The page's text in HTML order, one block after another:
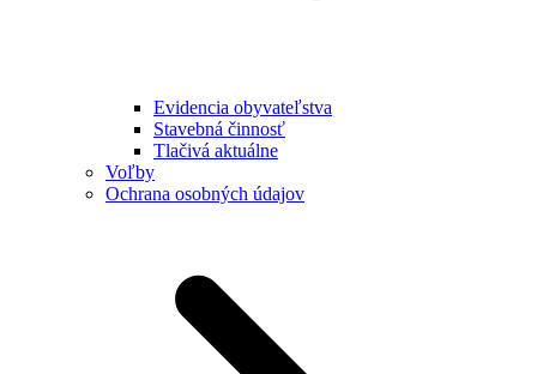
Evidencia obyvateľstva
Stavebná činnosť
Tlačivá aktuálne
Voľby
Ochrana osobných údajov